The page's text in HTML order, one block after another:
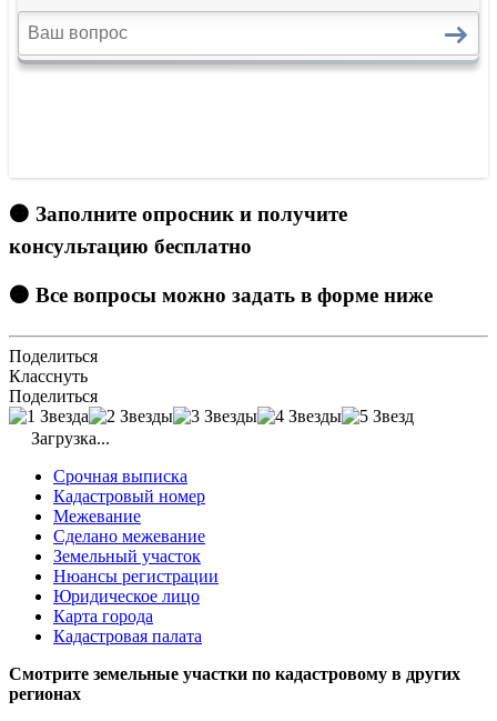
🟠 Заполните опросник и получите
консультацию бесплатно
🟠 Все вопросы можно задать в форме ниже
Поделиться
Класснуть
Поделиться
Загрузка...
Срочная выписка
Кадастровый номер
Межевание
Сделано межевание
Земельный участок
Нюансы регистрации
Юридическое лицо
Карта города
Кадастровая палата
Смотрите земельные участки по кадастровому в других
регионах